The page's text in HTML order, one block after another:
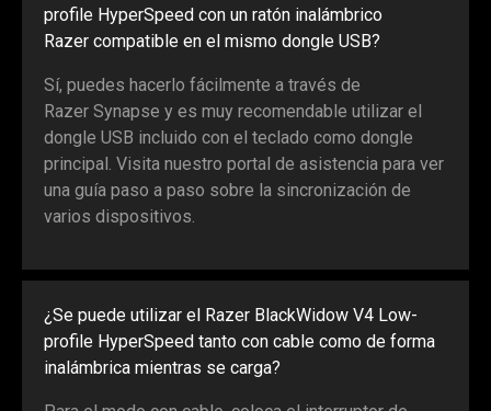
profile HyperSpeed con un ratón inalámbrico
Razer compatible en el mismo dongle USB?
Sí, puedes hacerlo fácilmente a través de
Razer Synapse y es muy recomendable utilizar el
dongle USB incluido con el teclado como dongle
principal. Visita nuestro portal de asistencia para ver
una guía paso a paso sobre la sincronización de
varios dispositivos.
¿Se puede utilizar el Razer BlackWidow V4 Low-
profile HyperSpeed tanto con cable como de forma
inalámbrica mientras se carga?